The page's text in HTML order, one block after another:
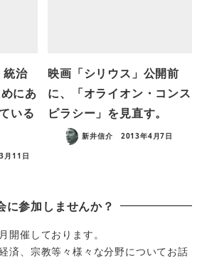
統治
にあ
いる
月11日
映画「シリウス」公開前
に、「オライオン・コンス
ピラシー」を見直す。
新井信介 2013年4月7日
に参加しませんか？
開催しております。
済、宗教等々様々な分野についてお話